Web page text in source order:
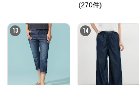
ャー
(270件)
13 14